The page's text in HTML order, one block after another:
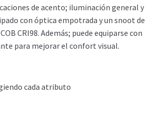
de acento; iluminación general y
con óptica empotrada y un snoot de
CRI98. Además; puede equiparse con
para mejorar el confort visual.
cada atributo